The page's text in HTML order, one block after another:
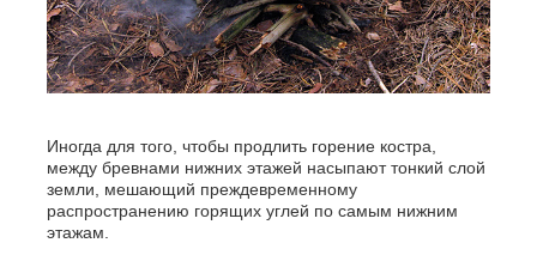
Иногда для того, чтобы продлить горение костра,
между бревнами нижних этажей насыпают тонкий слой
земли, мешающий преждевременному
распространению горящих углей по самым нижним
этажам.